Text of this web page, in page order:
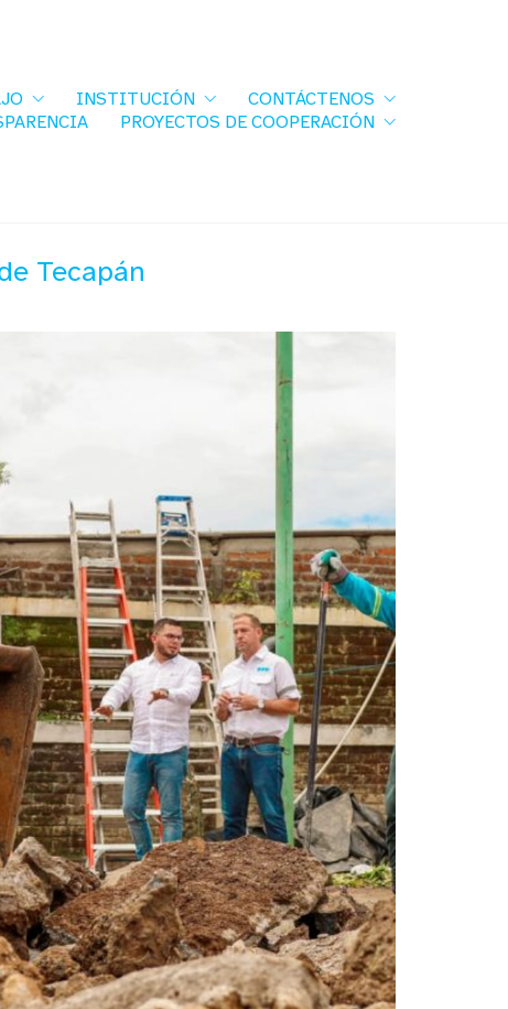
INSTITUCIÓN
CONTÁCTENOS
PROYECTOS DE COOPERACIÓN
Tecapán